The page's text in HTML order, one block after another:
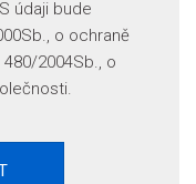
údaji bude
o ochraně
2004Sb., o